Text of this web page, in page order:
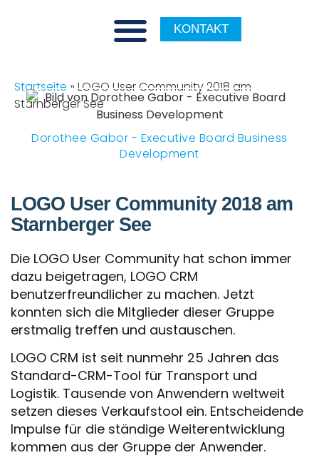
KONTAKT
Startseite » LOGO User Community 2018 am
Starnberger See
Dorothee Gabor - Executive Board Business
Development
LOGO User Community 2018 am
Starnberger See
Die LOGO User Community hat schon immer
dazu beigetragen, LOGO CRM
benutzerfreundlicher zu machen. Jetzt
konnten sich die Mitglieder dieser Gruppe
erstmalig treffen und austauschen.
LOGO CRM ist seit nunmehr 25 Jahren das
Standard-CRM-Tool für Transport und
Logistik. Tausende von Anwendern weltweit
setzen dieses Verkaufstool ein. Entscheidende
Impulse für die ständige Weiterentwicklung
kommen aus der Gruppe der Anwender.